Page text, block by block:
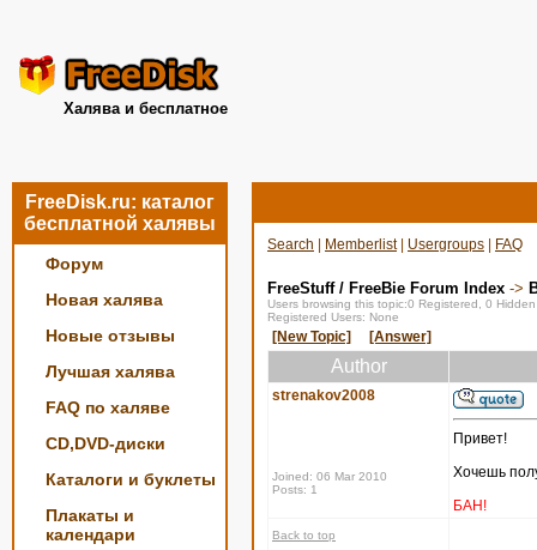
Халява и бесплатное
FreeDisk.ru: каталог
бесплатной халявы
Форум
Новая халява
Новые отзывы
Лучшая халява
FAQ по халяве
CD,DVD-диски
Каталоги и буклеты
Плакаты и
календари
Search Memberlist| Usergroups FAQ
FreeStuff / FreeBie Forum Index ->
Users browsing this topic:0 Registered, 0
Registered Users: None
[New Topic] [Answer]
Author
strenakov2008
Joined: 06 Mar 2010
Posts: 1
Привет!
Хочешь
БАН!
Back to top